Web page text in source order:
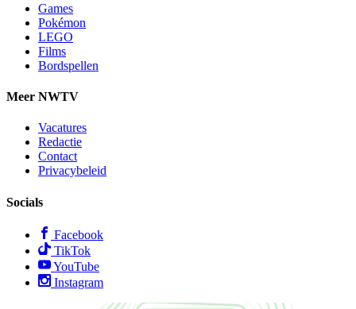
Games
Pokémon
LEGO
Films
Bordspellen
Meer NWTV
Vacatures
Redactie
Contact
Privacybeleid
Socials
Facebook
TikTok
YouTube
Instagram